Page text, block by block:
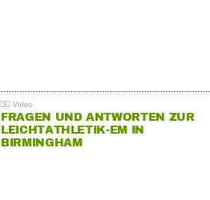
FRAGEN UND ANTWORTEN ZUR
LEICHTATHLETIK-EM IN
BIRMINGHAM